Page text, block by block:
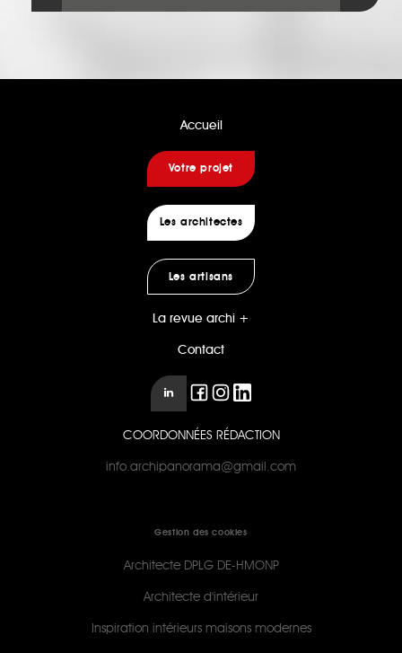
Accueil
Votre projet
Les architectes
Les artisans
La revue archi +
Contact
COORDONNÉES RÉDACTION
info.archipanorama@gmail.com
Gestion des cookies
Architecte DPLG DE-HMONP
Architecte d'intérieur
Inspiration intérieurs maisons modernes